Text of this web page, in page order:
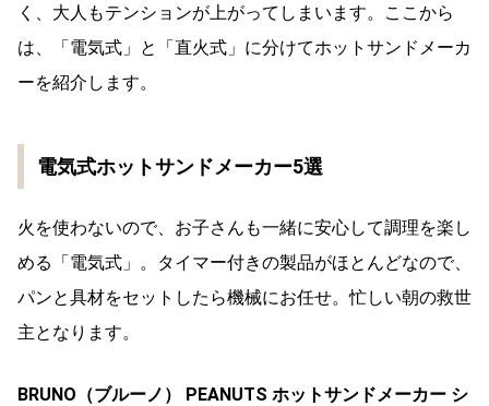
く、大人もテンションが上がってしまいます。ここから
は、「電気式」と「直火式」に分けてホットサンドメーカ
ーを紹介します。
電気式ホットサンドメーカー5選
火を使わないので、お子さんも一緒に安心して調理を楽し
める「電気式」。タイマー付きの製品がほとんどなので、
パンと具材をセットしたら機械にお任せ。忙しい朝の救世
主となります。
BRUNO（ブルーノ） PEANUTS ホットサンドメーカー シ